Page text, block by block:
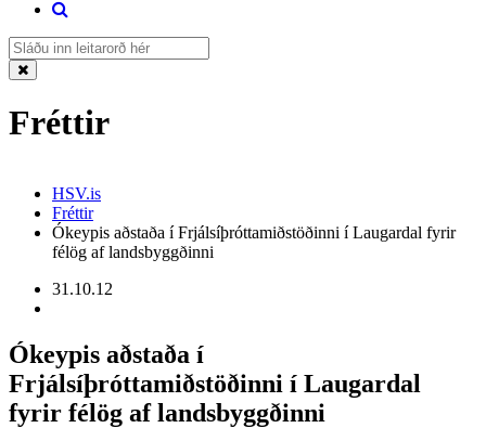
Fréttir
HSV.is
Fréttir
Ókeypis aðstaða í Frjálsíþróttamiðstöðinni í Laugardal fyrir
félög af landsbyggðinni
31.10.12
Ókeypis aðstaða í
Frjálsíþróttamiðstöðinni í Laugardal
fyrir félög af landsbyggðinni